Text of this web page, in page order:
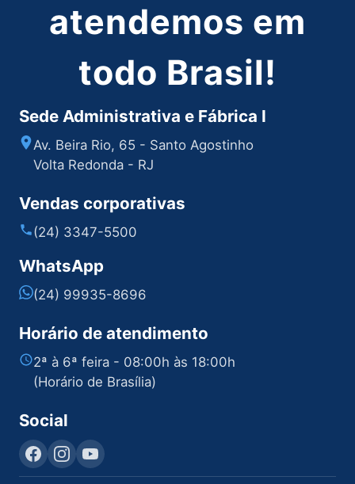
atendemos em
todo Brasil!
Sede Administrativa e Fábrica I
Av. Beira Rio, 65 - Santo Agostinho
Volta Redonda - RJ
Vendas corporativas
(24) 3347-5500
WhatsApp
(24) 99935-8696
Horário de atendimento
2ª à 6ª feira - 08:00h às 18:00h
(Horário de Brasília)
Social